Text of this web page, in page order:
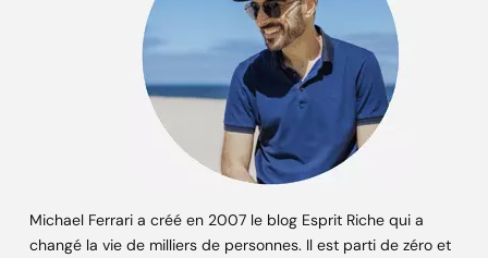
Michael Ferrari a créé en 2007 le blog Esprit Riche qui a
changé la vie de milliers de personnes. Il est parti de zéro et